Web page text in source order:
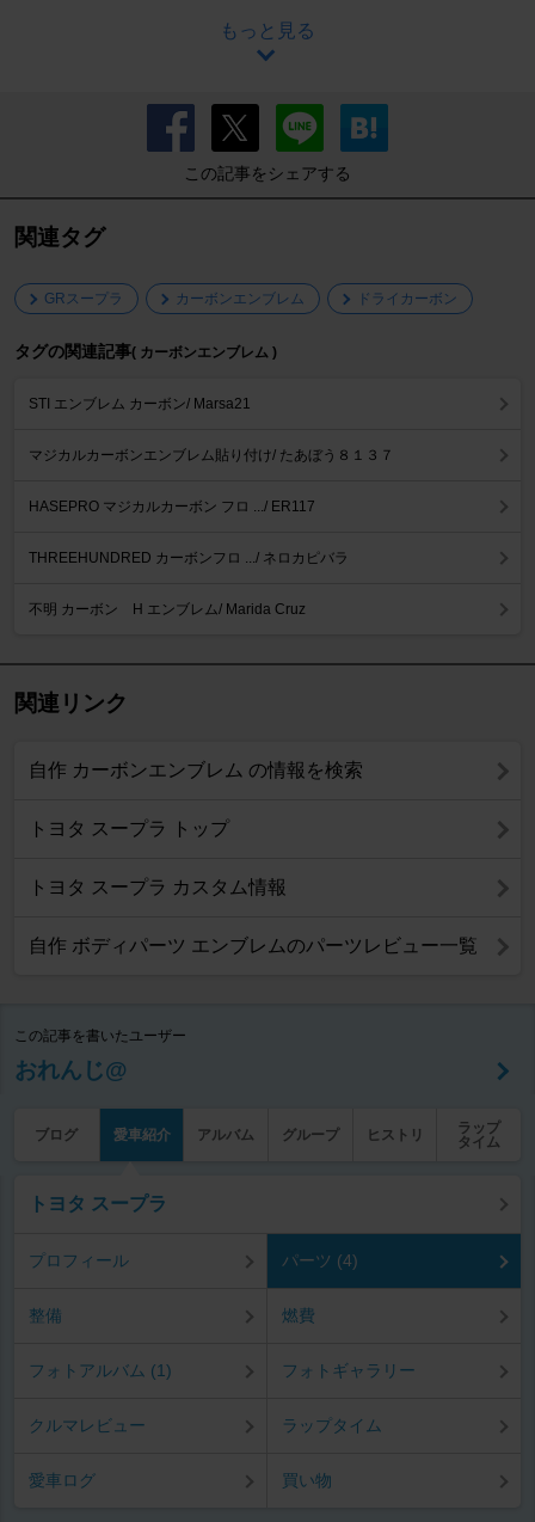
もっと見る
この記事をシェアする
関連タグ
GRスープラ カーボンエンブレム ドライカーボン
タグの関連記事( カーボンエンブレム )
STI エンブレム カーボン/ Marsa21
マジカルカーボンエンブレム貼り付け/ たあぼう８１３７
HASEPRO マジカルカーボン フロ .../ ER117
THREEHUNDRED カーボンフロ .../ ネロカピバラ
不明 カーボン H エンブレム/ Marida Cruz
関連リンク
自作 カーボンエンブレム の情報を検索
トヨタ スープラ トップ
トヨタ スープラ カスタム情報
自作 ボディパーツ エンブレムのパーツレビュー一覧
この記事を書いたユーザー
おれんじ@
ブログ 愛車紹介 アルバム グループ ヒストリ
ラップ
タイム
トヨタ スープラ
プロフィール パーツ (4)
整備 燃費
フォトアルバム (1) フォトギャラリー
クルマレビュー ラップタイム
愛車ログ 買い物